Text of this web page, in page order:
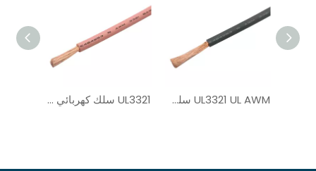
UL3321 سلك كهربائي XLPE أحادي النواة UL3321 UL AWM سلك PV النحاس